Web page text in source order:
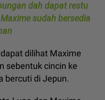
dah dapat restu
sudah bersedia
dilihat Maxime
sebentuk cincin ke
bercuti di Jepun.